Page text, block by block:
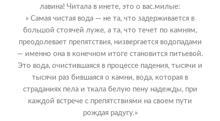
лавина! Читала в инете, это о вас.милые:
» Самая чистая вода — не та, что задерживается в
большой стоячей луже, а та, что течет по камням,
преодолевает препятствия, низвергается водопадами
— именно она в конечном итоге становится питьевой.
Это вода, очистившаяся в процессе падения, тысячи и
тысячи раз бившаяся о камни, вода, которая в
страданиях пела и ткала белую пену надежды, при
каждой встрече с препятствиями на своем пути
рождая радугу.»